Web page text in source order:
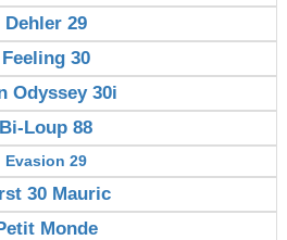
Dehler 29
Feeling 30
Odyssey 30i
Bi-Loup 88
Evasion 29
30 Mauric
Monde